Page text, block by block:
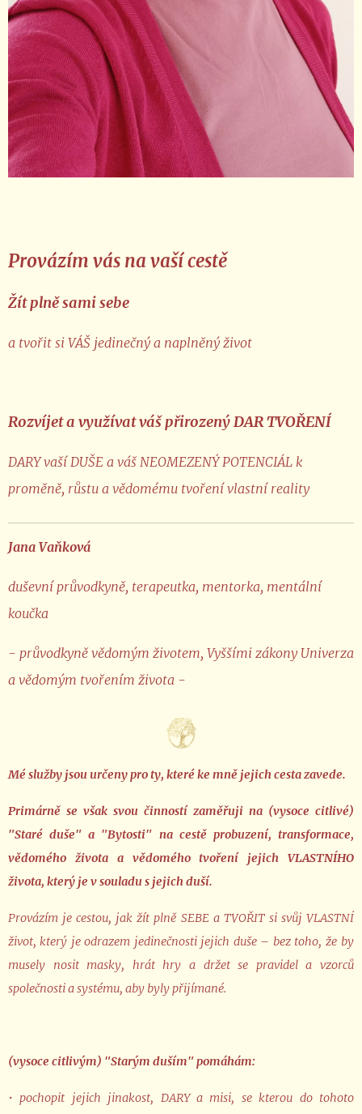
Provázím vás na vaší cestě
Žít plně sami sebe
a tvořit si VÁŠ jedinečný a naplněný život
Rozvíjet a využívat váš přirozený DAR TVOŘENÍ
DARY vaší DUŠE a váš NEOMEZENÝ POTENCIÁL k
proměně, růstu a vědomému tvoření vlastní reality
Jana Vaňková
duševní průvodkyně, terapeutka, mentorka, mentální
koučka
- průvodkyně vědomým životem, Vyššími zákony Univerza
a vědomým tvořením života -
Mé služby jsou určeny pro ty, které ke mně jejich cesta zavede.
Primárně se však svou činností zaměřuji na (vysoce citlivé)
"Staré duše" a "Bytosti" na cestě probuzení, transformace,
vědomého života a vědomého tvoření jejich VLASTNÍHO
života, který je v souladu s jejich duší.
Provázím je cestou, jak žít plně SEBE a TVOŘIT si svůj VLASTNÍ
život, který je odrazem jedinečnosti jejich duše – bez toho, že by
musely nosit masky, hrát hry a držet se pravidel a vzorců
společnosti a systému, aby byly přijímané.
(vysoce citlivým) "Starým duším" pomáhám:
• pochopit jejich jinakost, DARY a misi, se kterou do tohoto